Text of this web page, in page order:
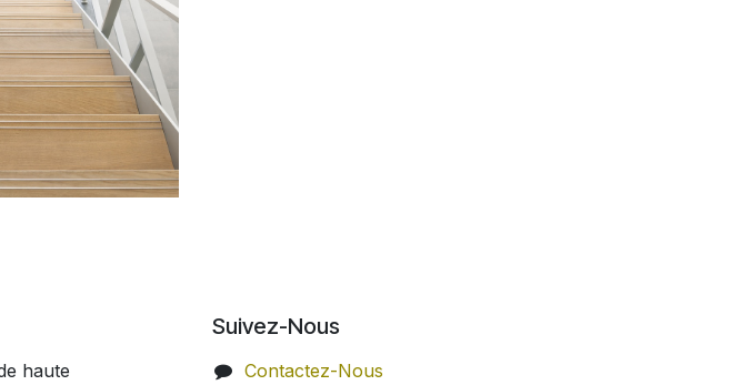
haute
Suivez-Nous
Contactez-Nous